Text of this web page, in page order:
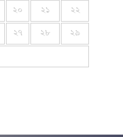
২০ ২১ ২২
২৭ ২৮ ২৯